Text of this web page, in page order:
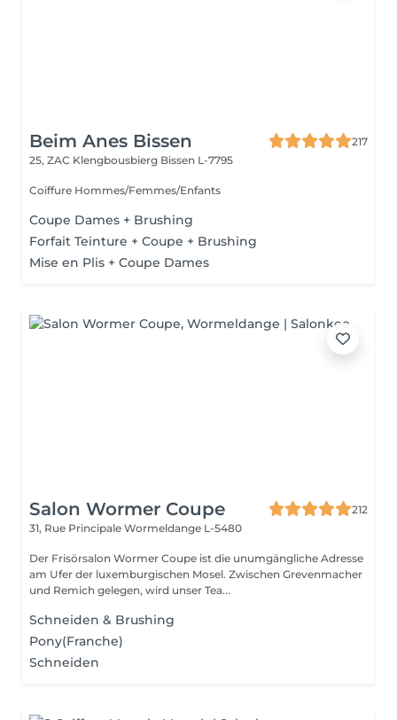
Beim Anes Bissen
217
25, ZAC Klengbousbierg Bissen L-7795
Coiffure Hommes/Femmes/Enfants
Coupe Dames + Brushing
Forfait Teinture + Coupe + Brushing
Mise en Plis + Coupe Dames
Salon Wormer Coupe
212
31, Rue Principale Wormeldange L-5480
Der Frisörsalon Wormer Coupe ist die unumgängliche Adresse
am Ufer der luxemburgischen Mosel. Zwischen Grevenmacher
und Remich gelegen, wird unser Tea...
Schneiden & Brushing
Pony(Franche)
Schneiden